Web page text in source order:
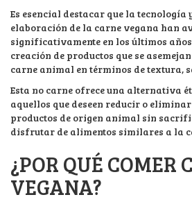
Es esencial destacar que la tecnología
elaboración de la carne vegana han
significativamente en los últimos
creación de productos que se
carne animal en términos de textura,
Esta no carne ofrece una alternativa
aquellos que deseen reducir o eliminar
productos de origen animal sin
disfrutar de alimentos similares a la
¿POR QUÉ COMER
VEGANA?